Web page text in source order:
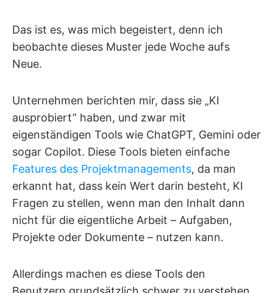
Das ist es, was mich begeistert, denn ich
beobachte dieses Muster jede Woche aufs
Neue.
Unternehmen berichten mir, dass sie „KI
ausprobiert” haben, und zwar mit
eigenständigen Tools wie ChatGPT, Gemini oder
sogar Copilot. Diese Tools bieten einfache
Features des Projektmanagements, da man
erkannt hat, dass kein Wert darin besteht, KI
Fragen zu stellen, wenn man den Inhalt dann
nicht für die eigentliche Arbeit – Aufgaben,
Projekte oder Dokumente – nutzen kann.
Allerdings machen es diese Tools den